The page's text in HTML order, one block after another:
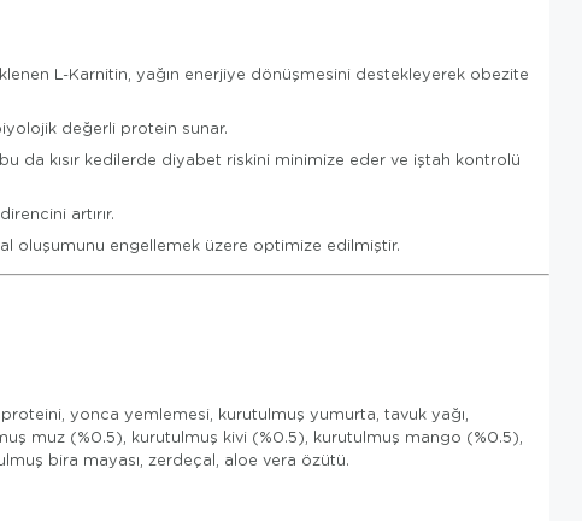
L-Karnitin, yağın enerjiye dönüşmesini destekleyerek obezite
değerli protein sunar.
da kısır kedilerde diyabet riskini minimize eder ve iştah kontrolü
artırır.
oluşumunu engellemek üzere optimize edilmiştir.
yonca yemlemesi, kurutulmuş yumurta, tavuk yağı,
muz (%0.5), kurutulmuş kivi (%0.5), kurutulmuş mango (%0.5),
bira mayası, zerdeçal, aloe vera özütü.